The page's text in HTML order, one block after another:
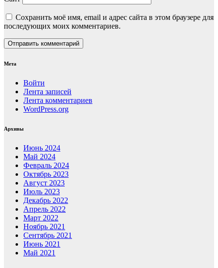
Сохранить моё имя, email и адрес сайта в этом браузере для
последующих моих комментариев.
Мета
Войти
Лента записей
Лента комментариев
WordPress.org
Архивы
Июнь 2024
Май 2024
Февраль 2024
Октябрь 2023
Август 2023
Июль 2023
Декабрь 2022
Апрель 2022
Март 2022
Ноябрь 2021
Сентябрь 2021
Июнь 2021
Май 2021